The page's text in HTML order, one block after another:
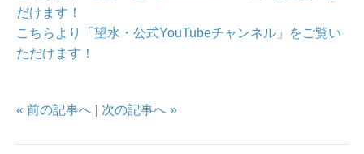
だけます！
こちらより「望水・公式YouTubeチャンネル」をご覧い
ただけます！
« 前の記事へ 次の記事へ »